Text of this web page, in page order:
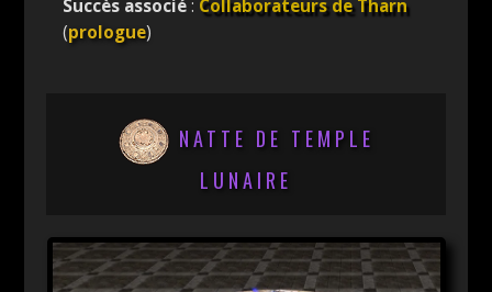
Succès associé: Collaborateurs de Tharn
(prologue)
NATTE DE TEMPLE
LUNAIRE